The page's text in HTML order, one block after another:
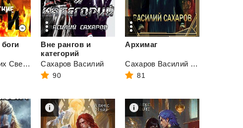
боги
Алексеевских Светлана
Вне рангов и
категорий
Сахаров Василий
90
Архимаг
Сахаров Василий Иванович
81